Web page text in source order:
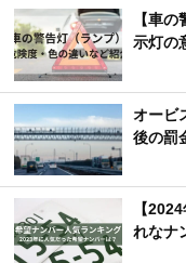
【車
示灯の
オービ
後の罰
【
れなナ